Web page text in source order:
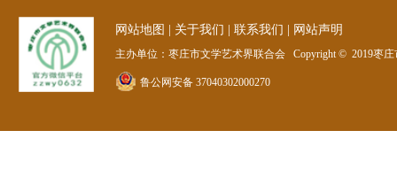
网站地图 关于我们 联系我们 网站声明
主办单位：枣庄市文学艺术界联合会 Copyright © 2019枣
鲁公网安备 37040302000270